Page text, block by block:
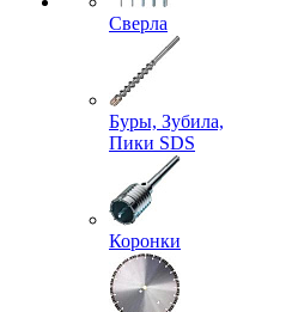
Сверла
Буры, Зубила,
Пики SDS
Коронки